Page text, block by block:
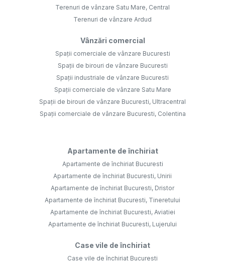
Terenuri de vânzare Satu Mare, Central
Terenuri de vânzare Ardud
Vânzări comercial
Spații comerciale de vânzare Bucuresti
Spații de birouri de vânzare Bucuresti
Spații industriale de vânzare Bucuresti
Spații comerciale de vânzare Satu Mare
Spații de birouri de vânzare Bucuresti, Ultracentral
Spații comerciale de vânzare Bucuresti, Colentina
Apartamente de închiriat
Apartamente de închiriat Bucuresti
Apartamente de închiriat Bucuresti, Unirii
Apartamente de închiriat Bucuresti, Dristor
Apartamente de închiriat Bucuresti, Tineretului
Apartamente de închiriat Bucuresti, Aviatiei
Apartamente de închiriat Bucuresti, Lujerului
Case vile de închiriat
Case vile de închiriat Bucuresti